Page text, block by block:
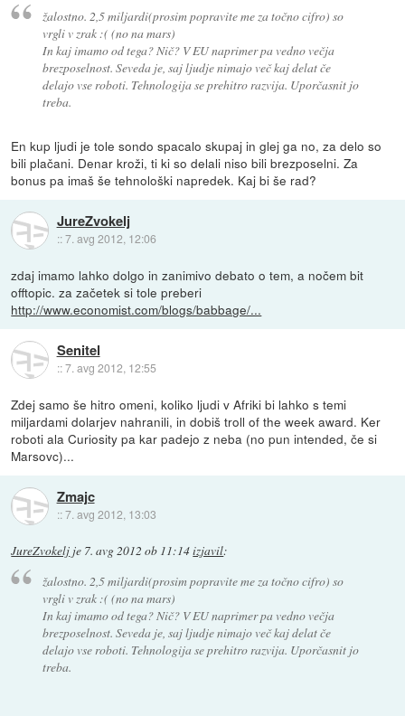
žalostno. 2,5 miljardi(prosim popravite me za točno cifro) so
vrgli v zrak :( (no na mars)
In kaj imamo od tega? Nič? V EU naprimer pa vedno večja
brezposelnost. Seveda je, saj ljudje nimajo več kaj delat če
delajo vse roboti. Tehnologija se prehitro razvija. Uporčasnit jo
treba.
En kup ljudi je tole sondo spacalo skupaj in glej ga no, za delo so
bili plačani. Denar kroži, ti ki so delali niso bili brezposelni. Za
bonus pa imaš še tehnološki napredek. Kaj bi še rad?
JureZvokelj
::7. avg 2012, 12:06
zdaj imamo lahko dolgo in zanimivo debato o tem, a nočem bit
offtopic. za začetek si tole preberi
http://www.economist.com/blogs/babbage/...
Senitel
::7. avg 2012, 12:55
Zdej samo še hitro omeni, koliko ljudi v Afriki bi lahko s temi
miljardami dolarjev nahranili, in dobiš troll of the week award. Ker
roboti ala Curiosity pa kar padejo z neba (no pun intended, če si
Marsovc)...
Zmajc
::7. avg 2012, 13:03
JureZvokelj je 7. avg 2012 ob 11:14izjavil:
žalostno. 2,5 miljardi(prosim popravite me za točno cifro) so
vrgli v zrak :( (no na mars)
In kaj imamo od tega? Nič? V EU naprimer pa vedno večja
brezposelnost. Seveda je, saj ljudje nimajo več kaj delat če
delajo vse roboti. Tehnologija se prehitro razvija. Uporčasnit jo
treba.